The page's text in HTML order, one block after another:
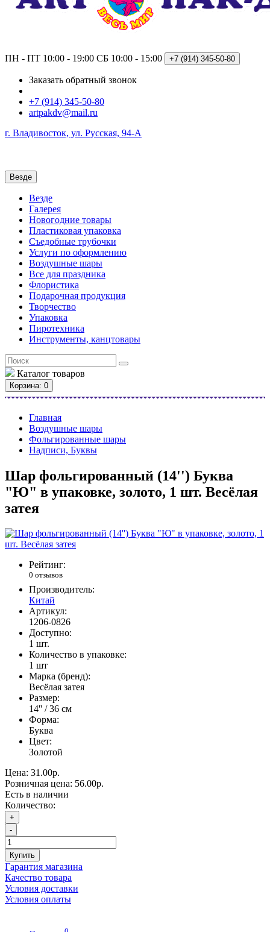
ПН - ПТ 10:00 - 19:00 СБ 10:00 - 15:00 +7 (914) 345-50-80
Заказать обратный звонок
+7 (914) 345-50-80
artpakdv@mail.ru
г. Владивосток, ул. Русская, 94-А
Везде
Везде
Галерея
Новогодние товары
Пластиковая упаковка
Съедобные трубочки
Услуги по оформлению
Воздушные шары
Все для праздника
Флористика
Подарочная продукция
Творчество
Упаковка
Пиротехника
Инструменты, канцтовары
Каталог товаров
Корзина: 0
Главная
Воздушные шары
Фольгированные шары
Надписи, Буквы
Шар фольгированный (14'') Буква
"Ю" в упаковке, золото, 1 шт. Весёлая
затея
Рейтинг:
0 отзывов
Производитель:
Китай
Артикул:
1206-0826
Доступно:
1 шт.
Количество в упаковке:
1 шт
Марка (бренд):
Весёлая затея
Размер:
14'' / 36 см
Форма:
Буква
Цвет:
Золотой
Цена: 31.00р.
Розничная цена: 56.00р.
Есть в наличии
Количество:
+
-
Купить
Гарантия магазина
Качество товара
Условия доставки
Условия оплаты